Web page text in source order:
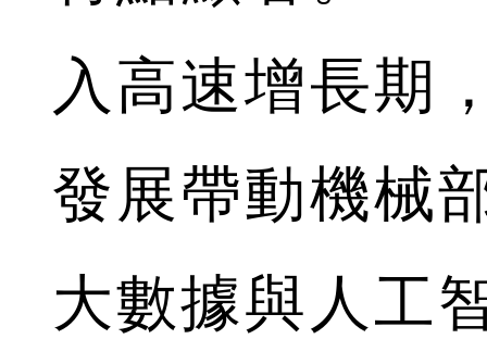
入高速增長期
發展帶動機械
大數據與人工